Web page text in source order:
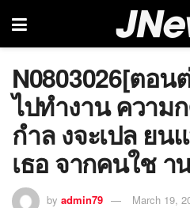
N0803026[ตอน
ไปทำงาน ความ
กำล งจะเปล ยน
เธอ จากคนใช า
by admin79 March 19,